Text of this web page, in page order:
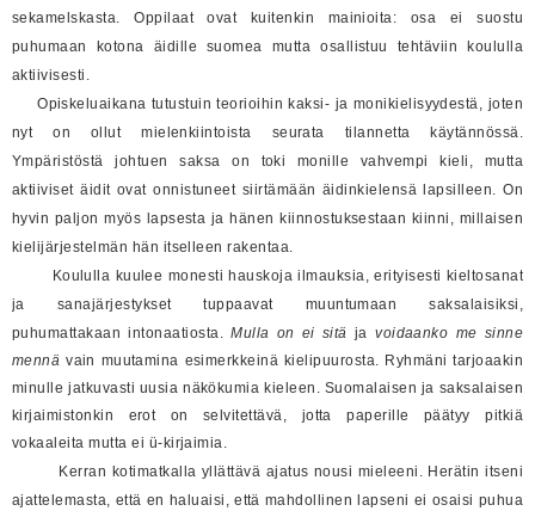
sekamelskasta. Oppilaat ovat kuitenkin mainioita: osa ei suostu
puhumaan kotona äidille suomea mutta osallistuu tehtäviin koululla
aktiivisesti.
Opiskeluaikana tutustuin teorioihin kaksi- ja monikielisyydestä, joten
nyt on ollut mielenkiintoista seurata tilannetta käytännössä.
Ympäristöstä johtuen saksa on toki monille vahvempi kieli, mutta
aktiiviset äidit ovat onnistuneet siirtämään äidinkielensä lapsilleen. On
hyvin paljon myös lapsesta ja hänen kiinnostuksestaan kiinni, millaisen
kielijärjestelmän hän itselleen rakentaa.
Koululla kuulee monesti hauskoja ilmauksia, erityisesti kieltosanat
ja sanajärjestykset tuppaavat muuntumaan saksalaisiksi,
puhumattakaan intonaatiosta.Mulla on ei sitä javoidaanko me sinne
mennä vain muutamina esimerkkeinä kielipuurosta. Ryhmäni tarjoaakin
minulle jatkuvasti uusia näkökumia kieleen. Suomalaisen ja saksalaisen
kirjaimistonkin erot on selvitettävä, jotta paperille päätyy pitkiä
vokaaleita mutta ei ü-kirjaimia.
Kerran kotimatkalla yllättävä ajatus nousi mieleeni. Herätin itseni
ajattelemasta, että en haluaisi, että mahdollinen lapseni ei osaisi puhua